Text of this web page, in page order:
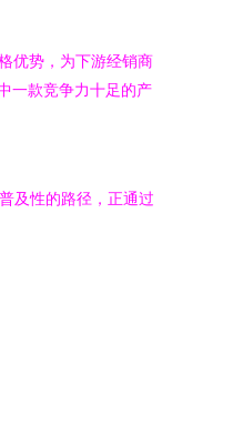
优势，为下游经销商
一款竞争力十足的产
及性的路径，正通过